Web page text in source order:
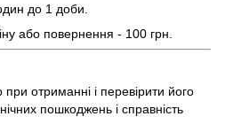
до 1 доби.
або повернення - 100 грн.
отриманні і перевірити його
пошкоджень і справність